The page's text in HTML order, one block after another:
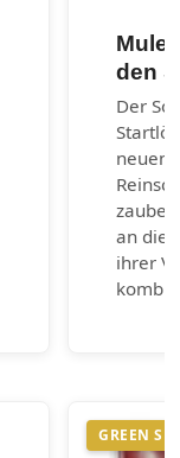
den
Der
neuen
an die
ihrer
GREEN